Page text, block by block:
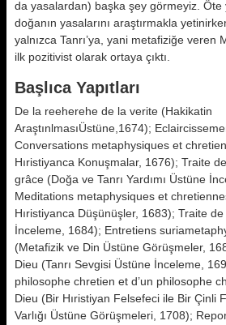
da yasalardan) başka şey görmeyiz. Öte
doğanın yasalarını araştırmakla
yalnızca Tanrı’ya, yani meta­fiziğe
ilk pozitivist olarak ortaya çıktı.
Başlıca Yapıtları
De la reeherehe de la verite (Hakika­tin
AraştınlmasıÜstüne,1674);
Conversations metaphysiques et
Hıristiyanca Konuşmalar, 1676); Traite
grâce (Doğa ve Tan­rı Yardımı Üstüne
Meditations metaphysiques et
Hıristiyanca Düşünüşler, 1683); Traite
İnceleme, 1684); Entretiens
(Metafizik ve Din Üstüne Gö­rüşmeler,
Dieu (Tanrı Sevgisi Üstüne İnceleme,
philosophe chretien et d’un philosophe
Dieu (Bir Hıristiyan Felsefeci ile Bir Çinli
Varlığı Üstüne Görüşmele­ri, 1708);